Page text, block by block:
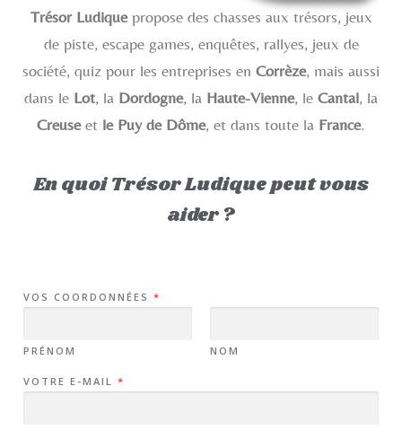
Trésor Ludiquepropose des chasses aux trésors, jeux
de piste, escape games, enquêtes, rallyes, jeux de
société, quiz pour les entreprises en Corrèze, mais aussi
dans le Lot, la Dordogne, la Haute-Vienne, le Cantal, la
Creuseet le Puy de Dôme, et dans toute la France.
En quoi Trésor Ludique peut vous
aider ?
-
L
O
U
VOS COORDONNÉES *
PRÉNOM NOM
VOTRE E-MAIL *